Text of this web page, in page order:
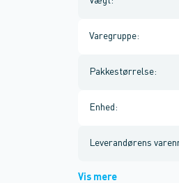
Varegruppe:
Pakkestørrelse:
Enhed :
Leverandørens
Vis mere